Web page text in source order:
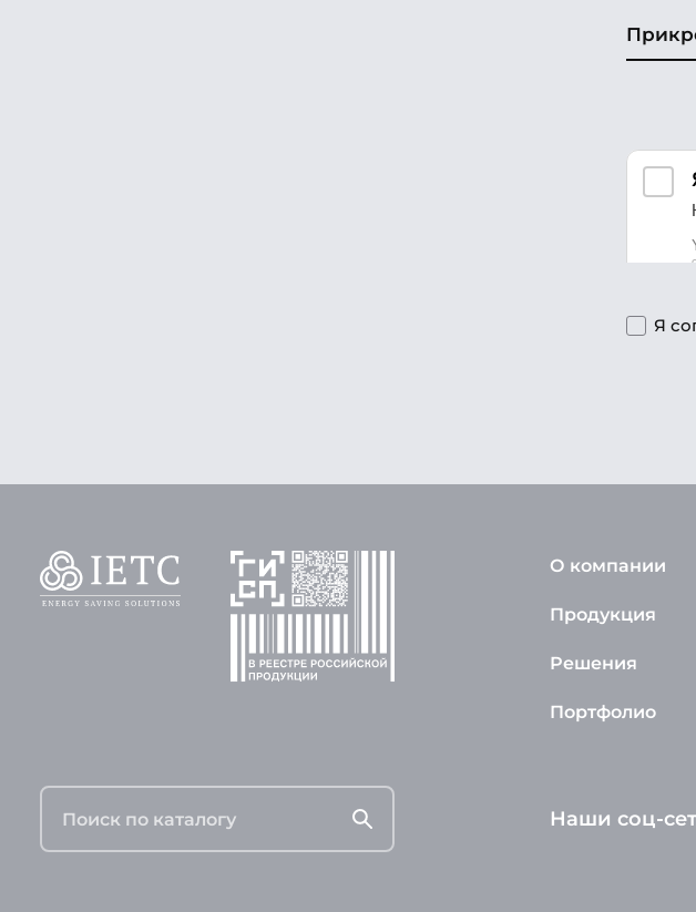
Я
Наши соц-
О компании
Продукция
Решения
Портфолио